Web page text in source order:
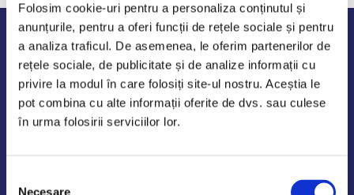
Folosim cookie-uri pentru a personaliza conținutul și
anunțurile, pentru a oferi funcții de rețele sociale și pentru
a analiza traficul. De asemenea, le oferim partenerilor de
rețele sociale, de publicitate și de analize informații cu
privire la modul în care folosiți site-ul nostru. Aceștia le
pot combina cu alte informații oferite de dvs. sau culese
în urma folosirii serviciilor lor.
Necesare
Program de lucru
Luni - Vineri: 09:00-18:00
Sambata - Duminica: 10:00-14:00